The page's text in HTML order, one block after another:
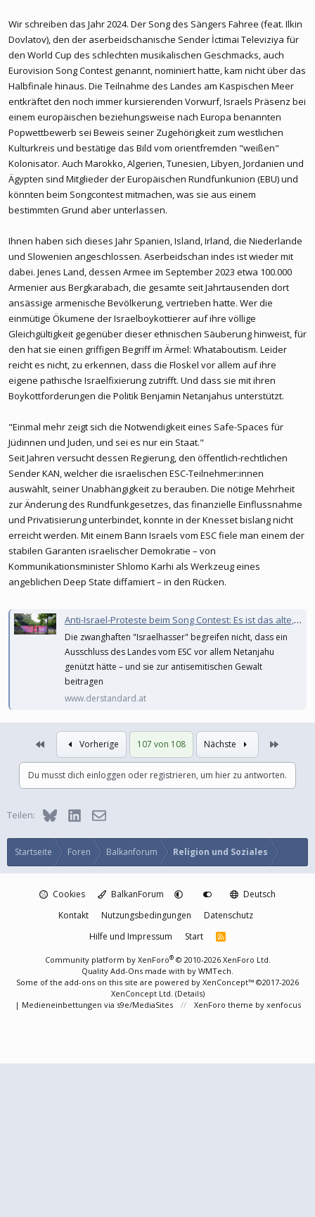
Wir schreiben das Jahr 2024. Der Song des Sängers Fahree (feat. Ilkin
Dovlatov), den der aserbeidschanische Sender İctimai Televiziya für
den World Cup des schlechten musikalischen Geschmacks, auch
Eurovision Song Contest genannt, nominiert hatte, kam nicht über das
Halbfinale hinaus. Die Teilnahme des Landes am Kaspischen Meer
entkräftet den noch immer kursierenden Vorwurf, Israels Präsenz bei
einem europäischen beziehungsweise nach Europa benannten
Popwettbewerb sei Beweis seiner Zugehörigkeit zum westlichen
Kulturkreis und bestätige das Bild vom orientfremden "weißen"
Kolonisator. Auch Marokko, Algerien, Tunesien, Libyen, Jordanien und
Ägypten sind Mitglieder der Europäischen Rundfunkunion (EBU) und
könnten beim Songcontest mitmachen, was sie aus einem
bestimmten Grund aber unterlassen.
Ihnen haben sich dieses Jahr Spanien, Island, Irland, die Niederlande
und Slowenien angeschlossen. Aserbeidschan indes ist wieder mit
dabei. Jenes Land, dessen Armee im September 2023 etwa 100.000
Armenier aus Bergkarabach, die gesamte seit Jahrtausenden dort
ansässige armenische Bevölkerung, vertrieben hatte. Wer die
einmütige Ökumene der Israelboykottierer auf ihre völlige
Gleichgültigkeit gegenüber dieser ethnischen Säuberung hinweist, für
den hat sie einen griffigen Begriff im Ärmel: Whataboutism. Leider
reicht es nicht, zu erkennen, dass die Floskel vor allem auf ihre
eigene pathische Israelfixierung zutrifft. Und dass sie mit ihren
Boykottforderungen die Politik Benjamin Netanjahus unterstützt.
"Einmal mehr zeigt sich die Notwendigkeit eines Safe-Spaces für
Jüdinnen und Juden, und sei es nur ein Staat."
Seit Jahren versucht dessen Regierung, den öffentlich-rechtlichen
Sender KAN, welcher die israelischen ESC-Teilnehmer:innen
auswählt, seiner Unabhängigkeit zu berauben. Die nötige Mehrheit
zur Änderung des Rundfunkgesetzes, das finanzielle Einflussnahme
und Privatisierung unterbindet, konnte in der Knesset bislang nicht
erreicht werden. Mit einem Bann Israels vom ESC fiele man einem der
stabilen Garanten israelischer Demokratie – von
Kommunikationsminister Shlomo Karhi als Werkzeug eines
angeblichen Deep State diffamiert – in den Rücken.
Anti-Israel-Proteste beim Song Contest: Es ist das alte, hässliche Lied
Die zwanghaften "Israelhasser" begreifen nicht, dass ein
Ausschluss des Landes vom ESC vor allem Netanjahu
genützt hätte – und sie zur antisemitischen Gewalt
beitragen
www.derstandard.at
Vorherige 107 von 108 Nächste
Du musst dich einloggen oder registrieren, um hier zu antworten.
Teilen: BlueskyLinkedInE-Mail
Startseite Foren Balkanforum Religion und Soziales
Cookies BalkanForum
Deutsch
Kontakt
Nutzungsbedingungen
Datenschutz
Hilfe und Impressum
Start
R
Community platform by XenForo® © 2010-2026 XenForo Ltd.
Quality Add-Ons made with by WMTech.
Some of the add-ons on this site are powered by XenConcept™ ©2017-2026
XenConcept Ltd. (Details)
| Medieneinbettungen via s9e/MediaSites XenForo theme by xenfocus